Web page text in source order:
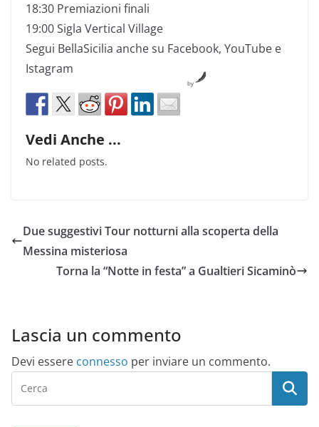
18:30 Premiazioni finali
19:00 Sigla Vertical Village
Segui BellaSicilia anche su Facebook, YouTube e
Istagram
by
Vedi Anche ...
No related posts.
Due suggestivi Tour notturni alla scoperta della
Messina misteriosa
Torna la “Notte in festa” a Gualtieri Sicaminò
Lascia un commento
Devi essere connesso per inviare un commento.